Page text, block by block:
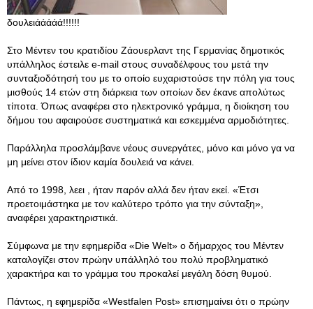
δουλειάάάάά!!!!!!
Στο Μέντεν του κρατιδίου Ζάουερλαντ της Γερμανίας δημοτικός
υπάλληλος έστειλε e-mail στους συναδέλφους του μετά την
συνταξιοδότησή του με το οποίο ευχαριστούσε την πόλη για τους
μισθούς 14 ετών στη διάρκεια των οποίων δεν έκανε απολύτως
τίποτα. Όπως αναφέρει στο ηλεκτρονικό γράμμα, η διοίκηση του
δήμου του αφαιρούσε συστηματικά και εσκεμμένα αρμοδιότητες.
Παράλληλα προσλάμβανε νέους συνεργάτες, μόνο και μόνο γα να
μη μείνει στον ίδιον καμία δουλειά να κάνει.
Από το 1998, λεει , ήταν παρόν αλλά δεν ήταν εκεί. «Έτσι
προετοιμάστηκα με τον καλύτερο τρόπο για την σύνταξη»,
αναφέρει χαρακτηριστικά.
Σύμφωνα με την εφημερίδα «Die Welt» ο δήμαρχος του Μέντεν
καταλογίζει στον πρώην υπάλληλό του πολύ προβληματικό
χαρακτήρα και το γράμμα του προκαλεί μεγάλη δόση θυμού.
Πάντως, η εφημερίδα «Westfalen Post» επισημαίνει ότι ο πρώην